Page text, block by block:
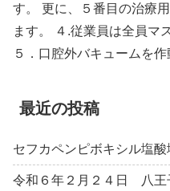
す。 更に、５番目の治療
ます。 ４.従業員は全員マ
５．口腔外バキュームを
最近の投稿
セフカペンピボキシル塩酸
令和６年２月２４日 八